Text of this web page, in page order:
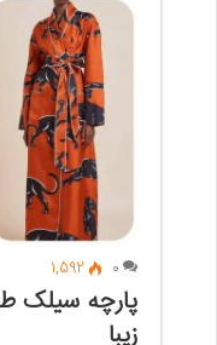
0
1,592
پارچه سیلک
زیبا